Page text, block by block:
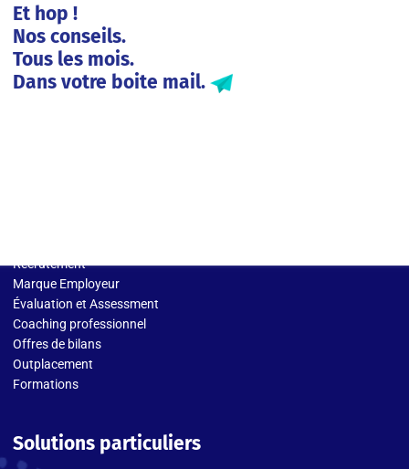
Et hop !
Nos conseils.
Tous les mois.
Dans votre boite mail.
Recrutement
Marque Employeur
Évaluation et Assessment
Coaching professionnel
Offres de bilans
Outplacement
Formations
Solutions particuliers